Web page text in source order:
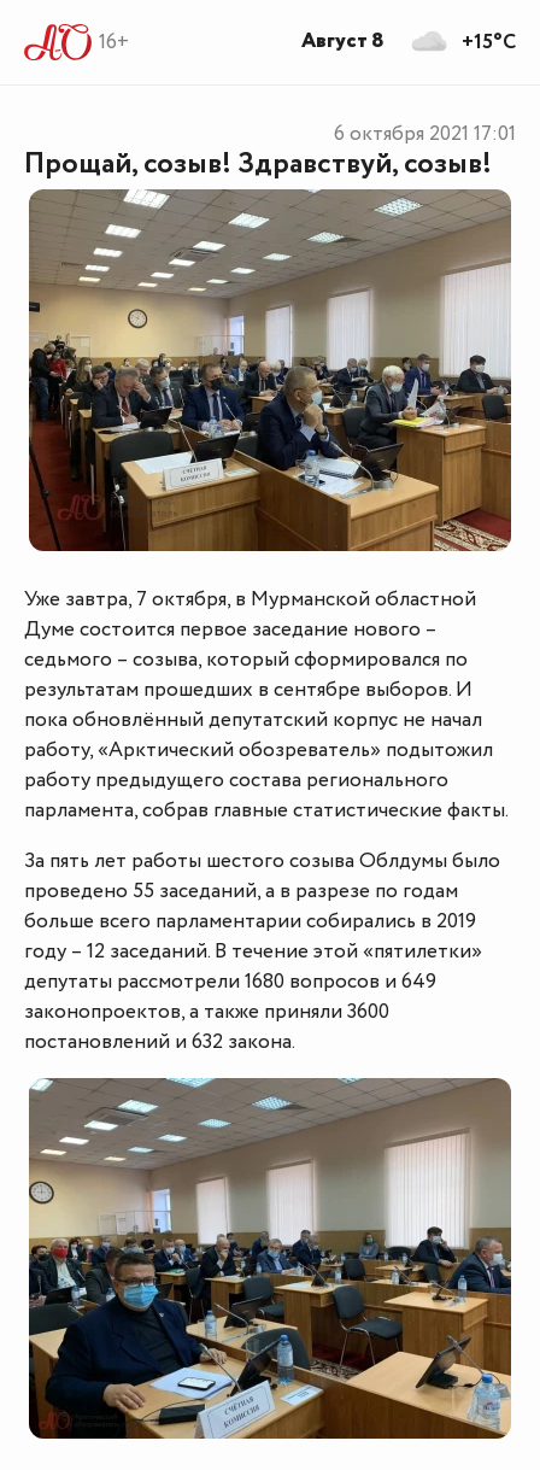
16+
Прощай, созыв! Здравствуй, созыв!
6 октября 2021 17:01
Уже завтра, 7 октября, в Мурманской областной
Думе состоится первое заседание нового –
седьмого – созыва, который сформировался по
результатам прошедших в сентябре выборов. И
пока обновлённый депутатский корпус не начал
работу, «Арктический обозреватель» подытожил
работу предыдущего состава регионального
парламента, собрав главные статистические факты.
За пять лет работы шестого созыва Облдумы было
проведено 55 заседаний, а в разрезе по годам
больше всего парламентарии собирались в 2019
году – 12 заседаний. В течение этой «пятилетки»
депутаты рассмотрели 1680 вопросов и 649
законопроектов, а также приняли 3600
постановлений и 632 закона.
+15°C
Август 8